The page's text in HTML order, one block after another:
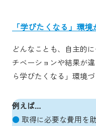
「学びたくなる」環境
どんなことも、自主的
チベーションや結果が
ら学びたくなる」環境
例えば…
● 取得に必要な費用を